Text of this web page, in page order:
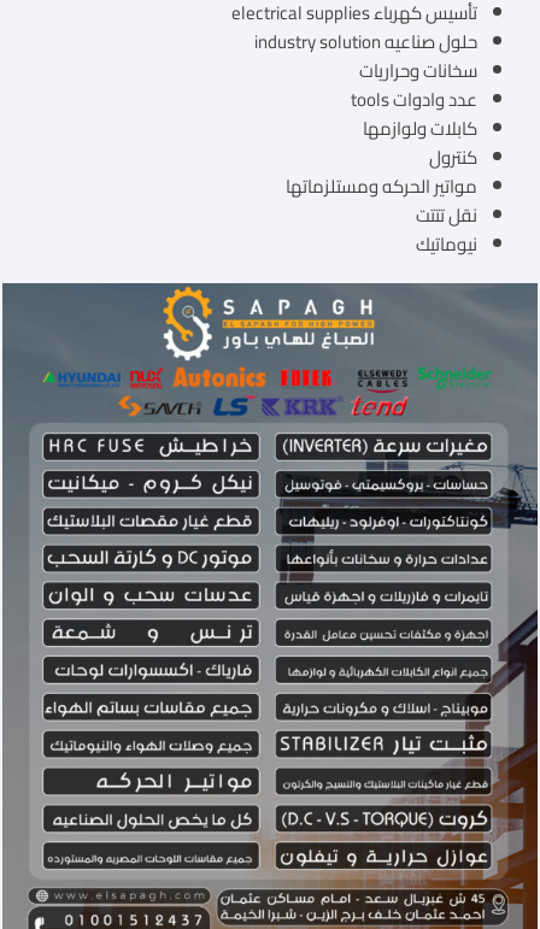
تأسيس كهرباء electrical supplies
حلول صناعيه industry solution
سخانات وحراريات
عدد وادوات tools
كابلات ولوازمها
كنترول
مواتير الحركه ومستلزماتها
نقل تتتت
نيوماتيك